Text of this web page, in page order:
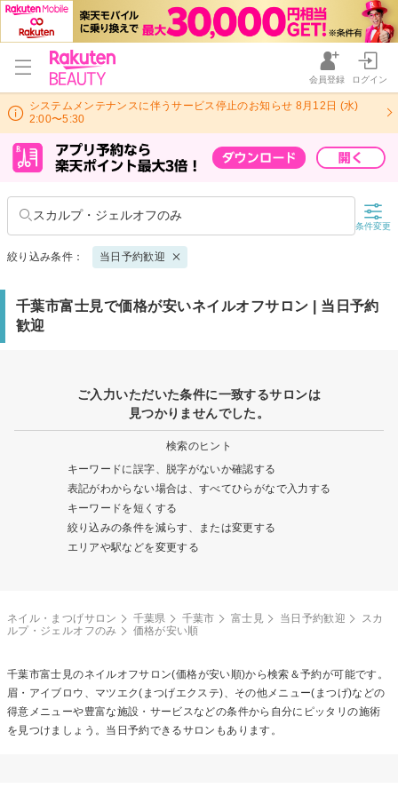
会員登録 ログイン
システムメンテナンスに伴うサービス停止のお知らせ 8月12日 (水)
2:00〜5:30
スカルプ・ジェルオフのみ
条件変更
絞り込み条件： 当日予約歓迎
千葉市富士見で価格が安いネイルオフサロン | 当日予約
歓迎
ご入力いただいた条件に一致するサロンは
見つかりませんでした。
検索のヒント
キーワードに誤字、脱字がないか確認する
表記がわからない場合は、すべてひらがなで入力する
キーワードを短くする
絞り込みの条件を減らす、または変更する
エリアや駅などを変更する
ネイル・まつげサロン 千葉県 千葉市 富士見 当日予約歓迎
スカ
ルプ・ジェルオフのみ
価格が安い順
千葉市富士見のネイルオフサロン(価格が安い順)から検索＆予約が可能です。
眉・アイブロウ、マツエク(まつげエクステ)、その他メニュー(まつげ)などの
得意メニューや豊富な施設・サービスなどの条件から自分にピッタリの施術
を見つけましょう。当日予約できるサロンもあります。